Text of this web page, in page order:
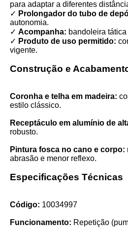
para adaptar a diferentes
✓ Prolongador do tubo de
autonomia.
✓ Acompanha: bandoleira
✓ Produto de uso permitido:
vigente.
Construção e
Coronha e telha em madeira:
estilo clássico.
Receptáculo em alumínio de
robusto.
Pintura fosca no cano e corpo:
abrasão e menor reflexo.
Especificações Técnicas
Código: 10034997
Funcionamento: Repetição